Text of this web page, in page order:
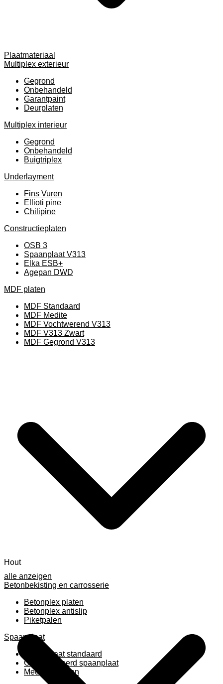
Plaatmateriaal
Multiplex exterieur
Gegrond
Onbehandeld
Garantpaint
Deurplaten
Multiplex interieur
Gegrond
Onbehandeld
Buigtriplex
Underlayment
Fins Vuren
Ellioti pine
Chilipine
Constructieplaten
OSB 3
Spaanplaat V313
Elka ESB+
Agepan DWD
MDF platen
MDF Standaard
MDF Medite
MDF Vochtwerend V313
MDF V313 Zwart
MDF Gegrond V313
alle anzeigen
Betonbekisting en carrosserie
Betonplex platen
Betonplex antislip
Piketpalen
Spaanplaat
Spaanplaat standaard
Geplastificeerd spaanplaat
Meubelpanelen
Hout